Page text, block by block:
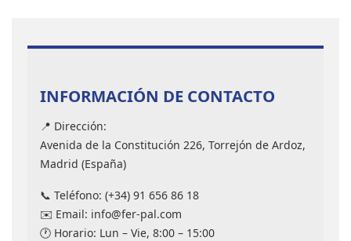
INFORMACIÓN DE CONTACTO
📍 Dirección:
Avenida de la Constitución 226, Torrejón de Ardoz,
Madrid (España)
📞 Teléfono: (+34) 91 656 86 18
✉️ Email: info@fer-pal.com
🕐 Horario: Lun – Vie, 8:00 – 15:00